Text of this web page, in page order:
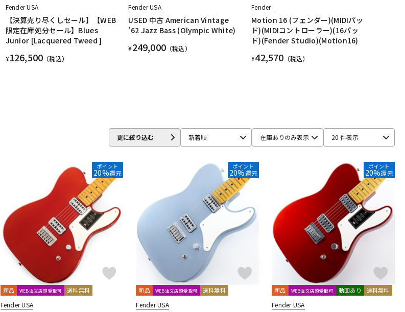
Fender USA
【決算売り尽くしセール】【WEB
限定在庫処分セール】Blues
Junior [Lacquered Tweed ]
¥126,500 （税込）
Fender USA
USED 中古 American Vintage
'62 Jazz Bass (Olympic White)
¥249,000 （税込）
Fender
Motion 16 (フェンダー)(MIDIパッ
ド)(MIDIコントローラー)(16パッ
ド)(Fender Studio)(Motion16)
¥42,570 （税込）
更に絞り込む 新着順 在庫ありのみ表示 20 件表示
ポイント
20%還元
新品 WEB注文店頭受取可 送料無料
Fender USA
ポイント
20%還元
新品 WEB注文店頭受取可 送料無料
Fender USA
ポイント
20%還元
新品 WEB注文店頭受取可 動画あり 送料無料
Fender USA